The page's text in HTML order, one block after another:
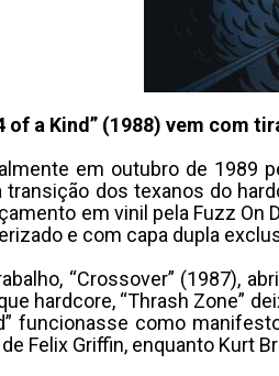
of a Kind” (1988) vem com
em outubro de 1989
transição dos texanos do
em vinil pela Fuzz
e com capa dupla
“Crossover” (1987),
hardcore, “Thrash Zone”
funcionasse como
Felix Griffin, enquanto Kurt